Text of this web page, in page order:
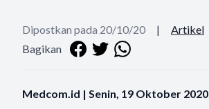
Dipostkan pada 20/10/20 |
Artikel
Bagikan
Medcom.id | Senin, 19 Oktober 2020